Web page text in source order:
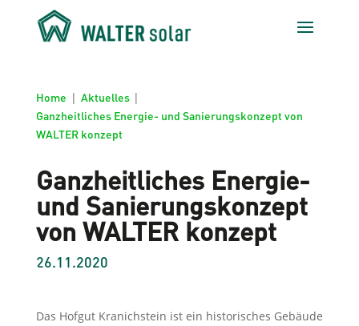
Home | Aktuelles |
Ganzheitliches Energie- und Sanierungskonzept von
WALTER konzept
Ganzheitliches Energie-
und Sanierungskonzept
von WALTER konzept
26.11.2020
Das Hofgut Kranichstein ist ein historisches Gebäude